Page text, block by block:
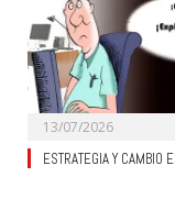
13/07/2026
ESTRATEGIA Y CAMBIO